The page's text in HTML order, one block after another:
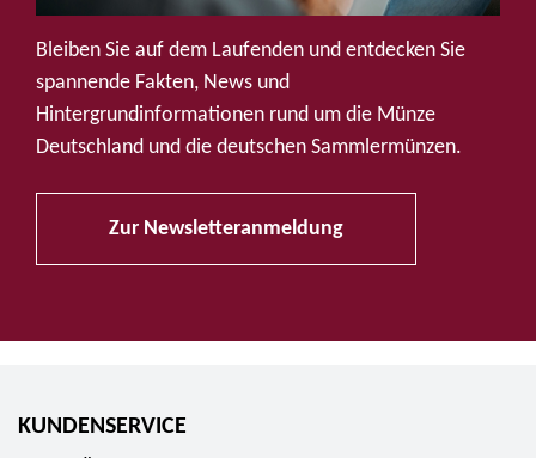
u
f
S
o
c
d
Bleiben Sie auf dem Laufenden und entdecken Sie
spannende Fakten, News und
Hintergrundinformationen rund um die Münze
Deutschland und die deutschen Sammlermünzen.
Zur Newsletteranmeldung
KUNDENSERVICE